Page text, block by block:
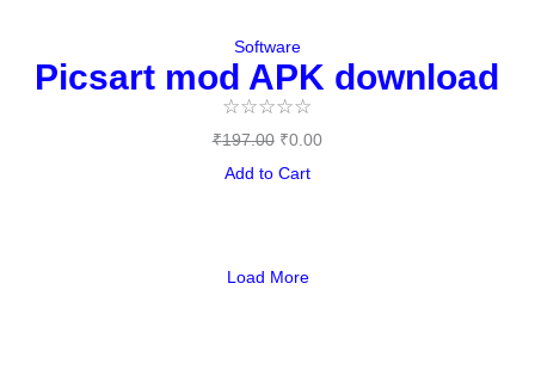
Software
Picsart mod APK download
☆☆☆☆☆
₹197.00 ₹0.00
Add to Cart
Load More